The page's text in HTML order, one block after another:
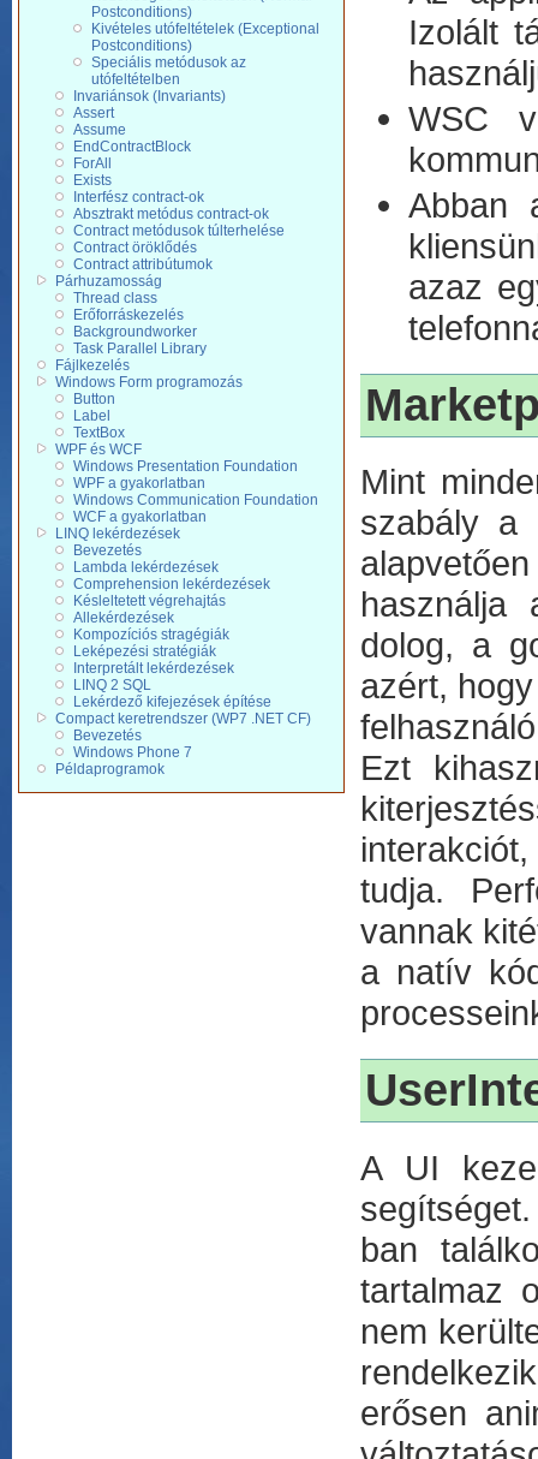
Postconditions)
Kivételes utófeltételek (Exceptional
Postconditions)
Speciális metódusok az
utófeltételben
Invariánsok (Invariants)
Assert
Assume
EndContractBlock
ForAll
Exists
Interfész contract-ok
Absztrakt metódus contract-ok
Contract metódusok túlterhelése
Contract öröklődés
Contract attribútumok
Párhuzamosság
Thread class
Erőforráskezelés
Backgroundworker
Task Parallel Library
Fájlkezelés
Windows Form programozás
Button
Label
TextBox
WPF és WCF
Windows Presentation Foundation
WPF a gyakorlatban
Windows Communication Foundation
WCF a gyakorlatban
LINQ lekérdezések
Bevezetés
Lambda lekérdezések
Comprehension lekérdezések
Késleltetett végrehajtás
Allekérdezések
Kompozíciós stragégiák
Leképezési stratégiák
Interpretált lekérdezések
LINQ 2 SQL
Lekérdező kifejezések építése
Compact keretrendszer (WP7 .NET CF)
Bevezetés
Windows Phone 7
Példaprogramok
Izolált
WSC
Abban
azaz
Mint
szabály a
használja
dolog, a
azért,
Ezt
tudja.
vannak
a natív
A UI
ban
tartalmaz
nem
erősen